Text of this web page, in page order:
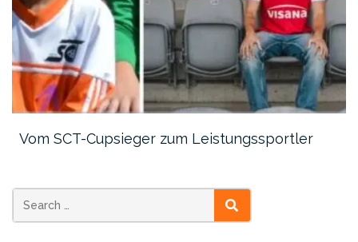
Vom SCT-Cupsieger zum Leistungssportler
SEARCH